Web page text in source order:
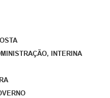
INTERINA